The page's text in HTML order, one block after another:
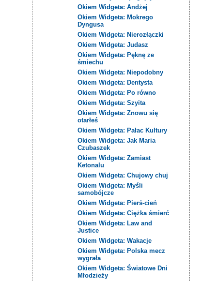
Okiem Widgeta: Andżej
Okiem Widgeta: Mokrego
Dyngusa
Okiem Widgeta: Nierozłączki
Okiem Widgeta: Judasz
Okiem Widgeta: Pęknę ze
śmiechu
Okiem Widgeta: Niepodobny
Okiem Widgeta: Dentysta
Okiem Widgeta: Po równo
Okiem Widgeta: Szyita
Okiem Widgeta: Znowu się
otarłeś
Okiem Widgeta: Pałac Kultury
Okiem Widgeta: Jak Maria
Czubaszek
Okiem Widgeta: Zamiast
Ketonalu
Okiem Widgeta: Chujowy chuj
Okiem Widgeta: Myśli
samobójcze
Okiem Widgeta: Pierś-cień
Okiem Widgeta: Ciężka śmierć
Okiem Widgeta: Law and
Justice
Okiem Widgeta: Wakacje
Okiem Widgeta: Polska mecz
wygrała
Okiem Widgeta: Światowe Dni
Młodzieży